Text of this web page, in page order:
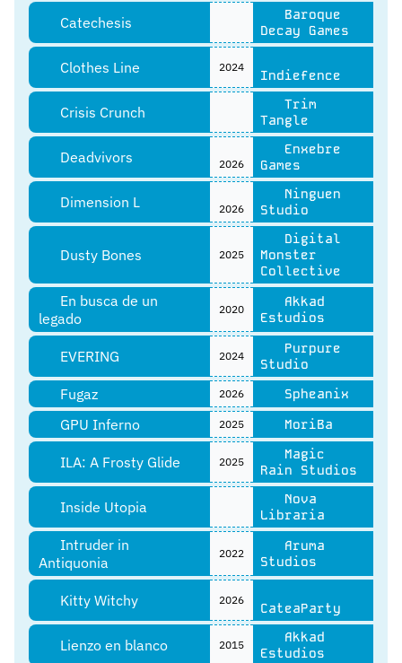
Catechesis
Baroque
Decay Games
Clothes Line 2024
Indiefence
Crisis Crunch
Trim
Tangle
Deadvivors 2026
Enxebre
Games
Dimension L 2026
Ninguen
Studio
Dusty Bones 2025
Digital
Monster
Collective
En busca de un
legado
2020
Akkad
Estudios
EVERING 2024
Purpure
Studio
Fugaz 2026 Spheanix
GPU Inferno 2025 MoriBa
ILA: A Frosty Glide 2025
Magic
Rain Studios
Inside Utopia
Nova
Libraria
Intruder in
Antiquonia
2022
Aruma
Studios
Kitty Witchy 2026
CateaParty
Lienzo en blanco 2015
Akkad
Estudios